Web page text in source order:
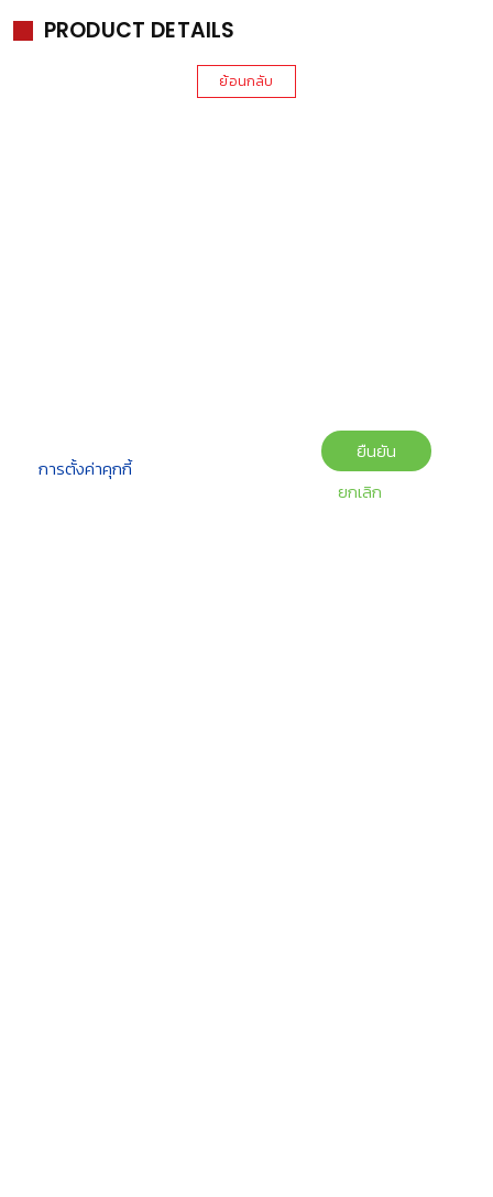
PRODUCT DETAILS
ย้อนกลับ
การตั้งค่าคุกกี้
ยืนยัน
ยกเลิก